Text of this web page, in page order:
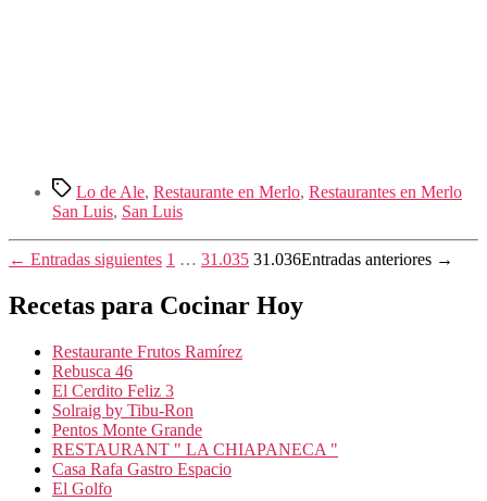
Etiquetas
Lo de Ale, Restaurante en Merlo, Restaurantes en Merlo
San Luis, San Luis
Paginación
de
entradas
← Entradas siguientes 1 … 31.035 31.036Entradas anteriores →
Recetas para Cocinar Hoy
Restaurante Frutos Ramírez
Rebusca 46
El Cerdito Feliz 3
Solraig by Tibu-Ron
Pentos Monte Grande
RESTAURANT " LA CHIAPANECA "
Casa Rafa Gastro Espacio
El Golfo